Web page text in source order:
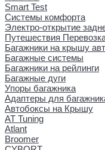
Smart Test
Системы комфорта
Электро-открытие
Путешествия
Багажники на крышу
Багажные системы
Багажники на рейлинги
Багажные дуги
Упоры багажника
Адаптеры для
Автобоксы на Крышу
AT Tuning
Atlant
Broomer